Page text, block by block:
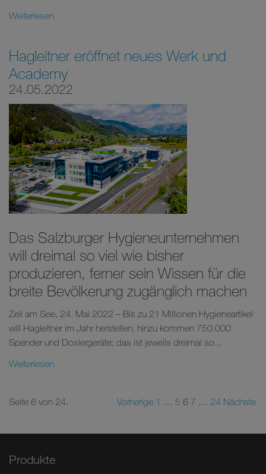
Weiterlesen
Hagleitner eröffnet neues Werk und
Academy
24.05.2022
Das Salzburger Hygieneunternehmen
will dreimal so viel wie bisher
produzieren, ferner sein Wissen für die
breite Bevölkerung zugänglich machen
Zell am See, 24. Mai 2022 – Bis zu 21 Millionen Hygieneartikel
will Hagleitner im Jahr herstellen, hinzu kommen 750.000
Spender und Dosiergeräte; das ist jeweils dreimal so...
Weiterlesen
Seite 6 von 24. Vorherige 1 … 5 6 7 … 24 Nächste
Produkte